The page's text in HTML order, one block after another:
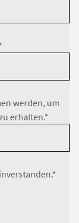
werden, um
erhalten.*